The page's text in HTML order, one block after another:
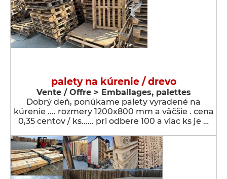
palety na kúrenie / drevo
Vente / Offre > Emballages, palettes
Dobrý deň, ponúkame palety vyradené na
kúrenie .... rozmery 1200x800 mm a väčšie . cena
0,35 centov / ks...... pri odbere 100 a viac ks je …